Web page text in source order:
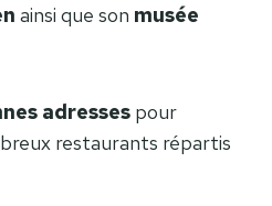
ainsi que son musée
adresses pour
restaurants répartis